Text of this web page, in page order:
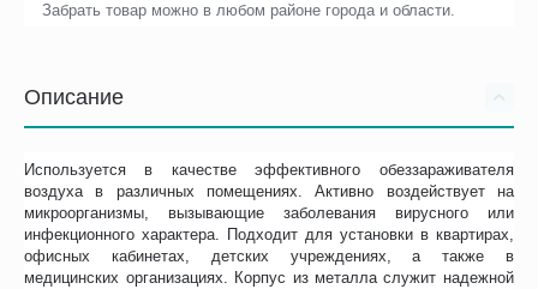
Забрать товар можно в любом районе города и области.
Описание
Используется в качестве эффективного обеззараживателя
воздуха в различных помещениях. Активно воздействует на
микроорганизмы, вызывающие заболевания вирусного или
инфекционного характера. Подходит для установки в квартирах,
офисных кабинетах, детских учреждениях, а также в
медицинских организациях. Корпус из металла служит надежной